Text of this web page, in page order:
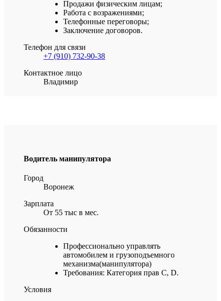
Продажи физическим лицам;
Работа с возражениями;
Телефонные переговоры;
Заключение договоров.
Телефон для связи
+7 (910) 732-90-38
Контактное лицо
Владимир
Водитель манипулятора
Город
Воронеж
Зарплата
От 55 тыс в мес.
Обязанности
Профессионально управлять
автомобилем и грузоподъемного
механизма(манипулятора)
Требования: Категория прав С, D.
Условия